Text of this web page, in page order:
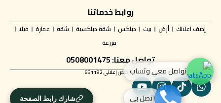
روابط خدماتنا
إضف اعلانك أرض بيت دبلكس شقة دبلكسية شقة عمارة
فيلا
مزرعة
تواصل معنا: 0508001475
✅ ترخيص إعلاني 631192
شارك رابط الصفحة
تواصل معي وتساب
اتصل بي